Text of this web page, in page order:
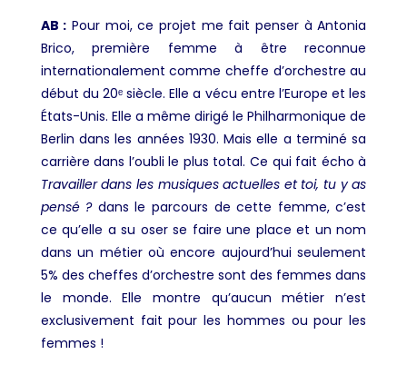
AB : Pour moi, ce projet me fait penser à Antonia
Brico, première femme à être reconnue
internationalement comme cheffe d’orchestre au
début du 20ᵉ siècle. Elle a vécu entre l’Europe et les
États-Unis. Elle a même dirigé le Philharmonique de
Berlin dans les années 1930. Mais elle a terminé sa
carrière dans l’oubli le plus total. Ce qui fait écho à
Travailler dans les musiques actuelles et toi, tu y as
pensé ?dans le parcours de cette femme, c’est
ce qu’elle a su oser se faire une place et un nom
dans un métier où encore aujourd’hui seulement
5% des cheffes d’orchestre sont des femmes dans
le monde. Elle montre qu’aucun métier n’est
exclusivement fait pour les hommes ou pour les
femmes !